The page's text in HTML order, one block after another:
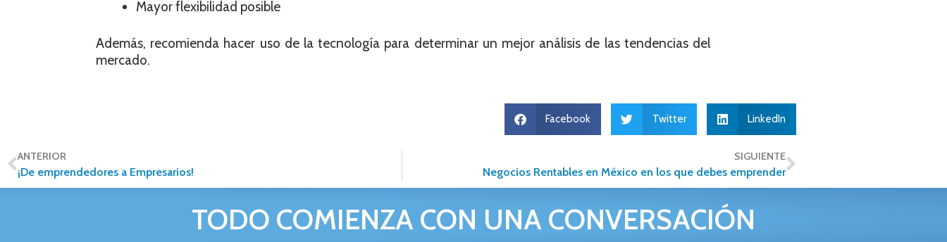
Mayor flexibilidad posible
Además, recomienda hacer uso de la tecnología para determinar un mejor análisis de las tendencias del
mercado.
Facebook Twitter LinkedIn
ANTERIOR
¡De emprendedores a Empresarios!
SIGUIENTE
Negocios Rentables en México en los que debes emprender
TODO COMIENZA CON UNA CONVERSACIÓN